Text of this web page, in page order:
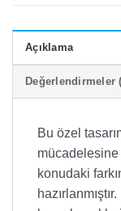
Açıklama
Değerlendirmeler
Bu özel
konudaki